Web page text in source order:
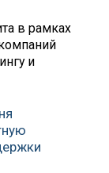
в рамках
и